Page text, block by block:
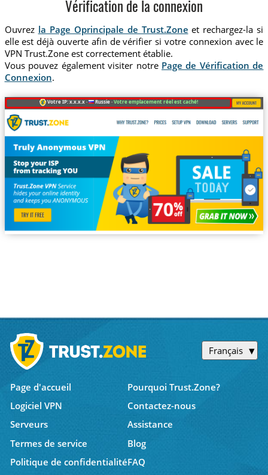
Vérification de la connexion
Ouvrez la Page Oprincipale de Trust.Zone et rechargez-la si
elle est déjà ouverte afin de vérifier si votre connexion avec le
VPN Trust.Zone est correctement établie.
Vous pouvez également visiter notre Page de Vérification de
Connexion.
Votre IP: x.x.x.x · Russie ·Votre emplacement réel est caché!
Français
Page d'accueil
Pourquoi Trust.Zone?
Logiciel VPN
Contactez-nous
Serveurs
Assistance
Termes de service
Blog
Politique de confidentialitéFAQ